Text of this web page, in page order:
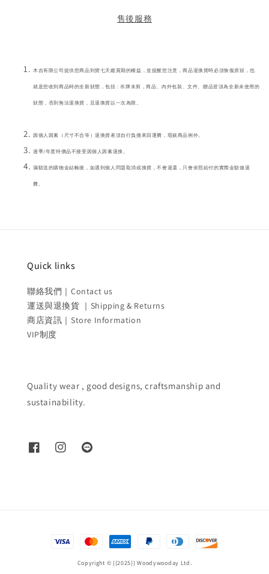
售後服務
木吉有限公司提供您商品到貨七天鑑賞期的權益，並提醒您注意，商品退換貨時必須恢復原狀，也
就是您收到商品時的全新狀態，包括 : 吊牌未剪，商品、內外包裝、文件、贈品皆須為全新未使用的
狀態，否則無法退換貨，且退換貨以一次為限。
因個人因素（尺寸不合等）退換貨者須自行負擔來回運費，瑕疵商品例外。
過季/年度特價品不接受因個人因素退換。
滿額送的購物金結帳後，如遇到個人問題取消或換貨，不會退還，只會依照給付的實際金額做退
費。
Quick links
聯絡我們｜Contact us
運送與退換貨 ｜Shipping & Returns
商店資訊｜Store Information
VIP制度
Quality wear , good designs, craftsmanship and
sustainability.
Copyright © {{2025}} Woodywooday Ltd.